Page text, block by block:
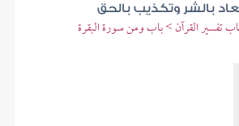
بالشر وتكذيب بالحق
تفسير القرآن > باب ومن سورة البقرة